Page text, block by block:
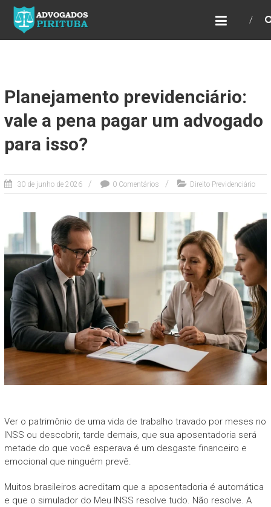
ADVOGADOS PIRITUBA
Precisando de advogado? Entre em contato!
Fazemos toda a assessoria que você
Planejamento previdenciário:
vale a pena pagar um advogado
para isso?
30 de junho de 2026 0 Comentários Direito Previdenciário
Ver o patrimônio de uma vida de trabalho travado por meses no
INSS ou descobrir, tarde demais, que sua aposentadoria será
metade do que você esperava é um desgaste financeiro e
emocional que ninguém prevê.
Muitos brasileiros acreditam que a aposentadoria é automática
e que o simulador do Meu INSS resolve tudo. Não resolve. A